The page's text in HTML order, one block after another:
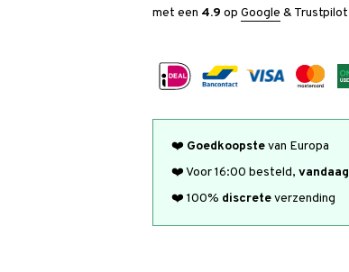
met een 4.9 opGoogle & Trustpilot
❤️ Goedkoopstevan Europa
❤️ Voor 16:00 besteld,vandaag
❤️ 100% discreteverzending